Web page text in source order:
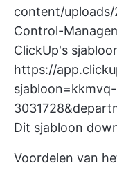
content/
Control-
ClickUp's
https://
sjabloon=kkmvq-
Dit sjabloon
Voordelen van